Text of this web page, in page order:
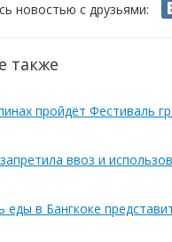
новостью с друзьями:
также
пройдёт Фестиваль
ввоз и
еды в Бангкоке